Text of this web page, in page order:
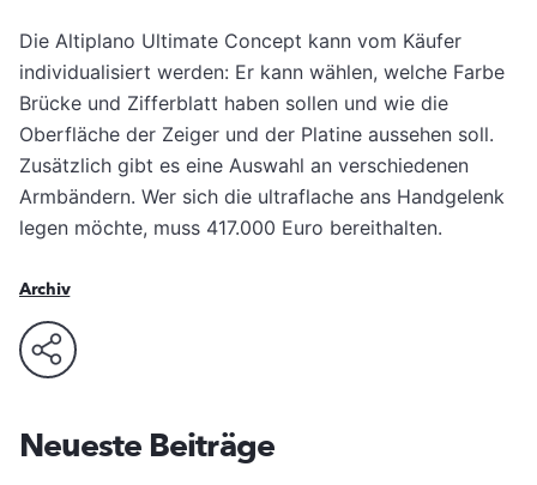
Die Altiplano Ultimate Concept kann vom Käufer
individualisiert werden: Er kann wählen, welche Farbe
Brücke und Zifferblatt haben sollen und wie die
Oberfläche der Zeiger und der Platine aussehen soll.
Zusätzlich gibt es eine Auswahl an verschiedenen
Armbändern. Wer sich die ultraflache ans Handgelenk
legen möchte, muss 417.000 Euro bereithalten.
Archiv
Neueste Beiträge